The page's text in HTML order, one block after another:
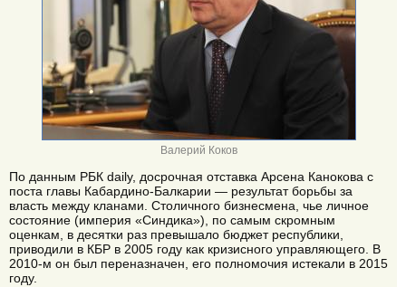
Валерий Коков
По данным РБК daily, досрочная отставка Арсена Канокова с
поста главы Кабардино-Балкарии — результат борьбы за
власть между кланами. Столичного бизнесмена, чье личное
состояние (империя «Синдика»), по самым скромным
оценкам, в десятки раз превышало бюджет республики,
приводили в КБР в 2005 году как кризисного управляющего. В
2010-м он был переназначен, его полномочия истекали в 2015
году.